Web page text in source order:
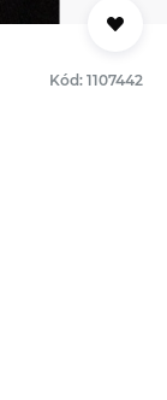
Kód: 1107442